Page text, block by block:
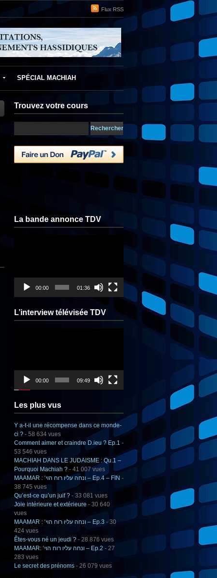
Flux RSS
SPÉCIAL MACHIAH
Trouvez votre cours
La bande annonce TDV
00:00 01:36
L’interview télévisée TDV
00:00 09:49
Les plus vus
Y a-t-il une récompense dans ce monde-
ci ? - 58 634 vues
Comment aimer et craindre D.ieu ? Ep.1 -
53 546 vues
MACHIAH DANS LE JUDAISME : Qu.1 –
Pourquoi Machiah ? - 41 007 vues
MAAMAR : ‘ונחה עליו רוח הוי – Ep.4 – FIN -
38 745 vues
Qu’est-ce qu’un juif ? - 33 081 vues
Joie intérieure et extérieure - 30 640
vues
MAAMAR : ‘ונחה עליו רוח הוי – Ep.3 - 30
424 vues
Êtes-vous né un jeudi ? - 28 876 vues
MAAMAR: ‘ונחה עליו רוח הוי – Ep.2 - 27
283 vues
Le secret des prénoms - 26 079 vues